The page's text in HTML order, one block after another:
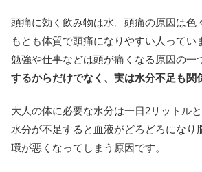
頭痛に効く飲み物は水。頭痛の原因は色
もとも体質で頭痛になりやすい人ってい
勉強や仕事などは頭が痛くなる原因の一
するからだけでなく、実は水分不足も関
大人の体に必要な水分は一日2リットル
水分が不足すると血液がどろどろになり
環が悪くなってしまう原因です。